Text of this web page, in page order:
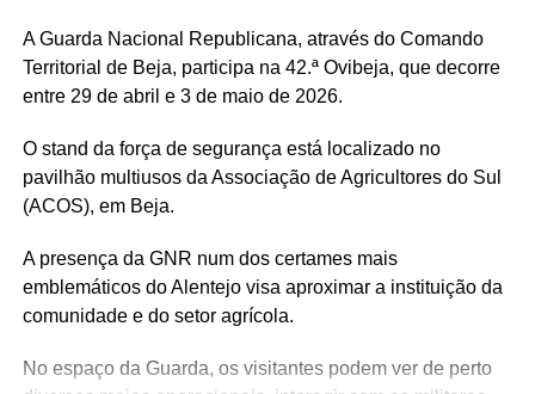
A Guarda Nacional Republicana, através do Comando
Territorial de Beja, participa na 42.ª Ovibeja, que decorre
entre 29 de abril e 3 de maio de 2026.
O stand da força de segurança está localizado no
pavilhão multiusos da Associação de Agricultores do Sul
(ACOS), em Beja.
A presença da GNR num dos certames mais
emblemáticos do Alentejo visa aproximar a instituição da
comunidade e do setor agrícola.
No espaço da Guarda, os visitantes podem ver de perto